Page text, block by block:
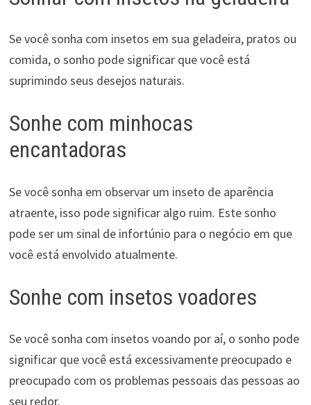
Se você sonha com insetos em sua geladeira, pratos ou
comida, o sonho pode significar que você está
suprimindo seus desejos naturais.
Sonhe com minhocas
encantadoras
Se você sonha em observar um inseto de aparência
atraente, isso pode significar algo ruim. Este sonho
pode ser um sinal de infortúnio para o negócio em que
você está envolvido atualmente.
Sonhe com insetos voadores
Se você sonha com insetos voando por aí, o sonho pode
significar que você está excessivamente preocupado e
preocupado com os problemas pessoais das pessoas ao
seu redor.